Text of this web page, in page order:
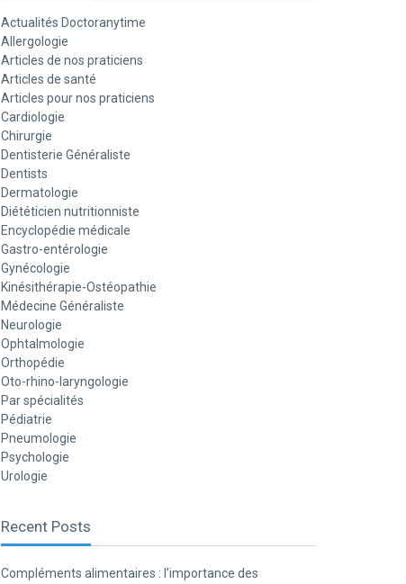
Actualités Doctoranytime
Allergologie
Articles de nos praticiens
Articles de santé
Articles pour nos praticiens
Cardiologie
Chirurgie
Dentisterie Généraliste
Dentists
Dermatologie
Diététicien nutritionniste
Encyclopédie médicale
Gastro-entérologie
Gynécologie
Kinésithérapie-Ostéopathie
Médecine Généraliste
Neurologie
Ophtalmologie
Orthopédie
Oto-rhino-laryngologie
Par spécialités
Pédiatrie
Pneumologie
Psychologie
Urologie
Recent Posts
Compléments alimentaires : l’importance des